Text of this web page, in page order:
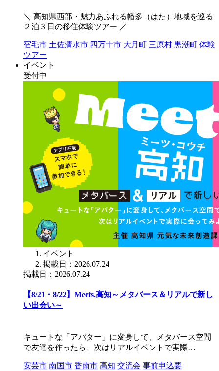
＼ 高知県西部・魅力あふれる幡多（はた）地域を巡る
２泊３日の移住体験ツアー ／
宿毛市 土佐清水市 四万十市 大月町 三原村 黒潮町 体験
ツアー
イベント
受付中
イベント
掲載日：2026.07.24
掲載日：2026.07.24
【8/21・8/22】Meets.高知～メタバース＆リアルで新し
い出会い～
キュートな「アバター」に変身して、メタバース空間
で友達を作ったら、次はリアルイベントで実際…
安芸市 南国市 香南市 高知 交流会 事前申込要